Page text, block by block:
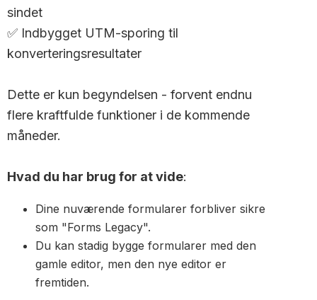
sindet
✅ Indbygget UTM-sporing til
konverteringsresultater
Dette er kun begyndelsen - forvent endnu
flere kraftfulde funktioner i de kommende
måneder.
Hvad du har brug for at vide:
Dine nuværende formularer forbliver sikre
som "Forms Legacy".
Du kan stadig bygge formularer med den
gamle editor, men den nye editor er
fremtiden.